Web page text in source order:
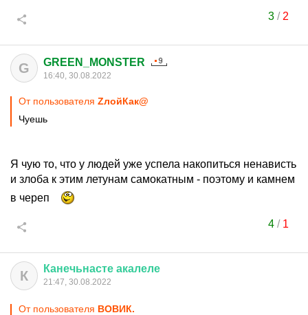
3/ 2
G GREEN_MONSTER
16:40, 30.08.2022
От пользователя ZлойКак@
Чуешь
Я чую то, что у людей уже успела накопиться ненависть
и злоба к этим летунам самокатным - поэтому и камнем
в череп
4/ 1
К Канечьнасте акалеле
21:47, 30.08.2022
От пользователя ВОВИК.